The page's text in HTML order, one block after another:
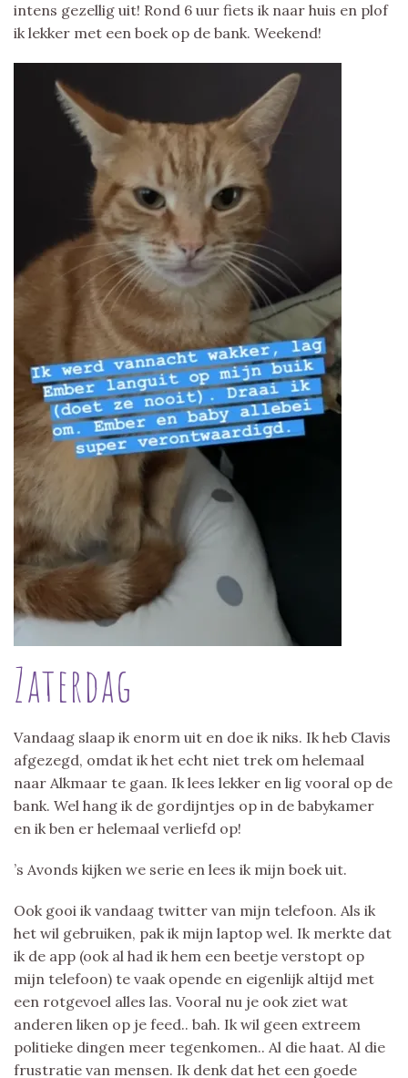
intens gezellig uit! Rond 6 uur fiets ik naar huis en plof
ik lekker met een boek op de bank. Weekend!
Zaterdag
Vandaag slaap ik enorm uit en doe ik niks. Ik heb Clavis
afgezegd, omdat ik het echt niet trek om helemaal
naar Alkmaar te gaan. Ik lees lekker en lig vooral op de
bank. Wel hang ik de gordijntjes op in de babykamer
en ik ben er helemaal verliefd op!
’s Avonds kijken we serie en lees ik mijn boek uit.
Ook gooi ik vandaag twitter van mijn telefoon. Als ik
het wil gebruiken, pak ik mijn laptop wel. Ik merkte dat
ik de app (ook al had ik hem een beetje verstopt op
mijn telefoon) te vaak opende en eigenlijk altijd met
een rotgevoel alles las. Vooral nu je ook ziet wat
anderen liken op je feed.. bah. Ik wil geen extreem
politieke dingen meer tegenkomen.. Al die haat. Al die
frustratie van mensen. Ik denk dat het een goede